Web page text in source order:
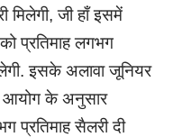
मिलेगी, जी हाँ इसमें
प्रतिमाह लगभग
इसके अलावा जूनियर
के अनुसार
सैलरी दी